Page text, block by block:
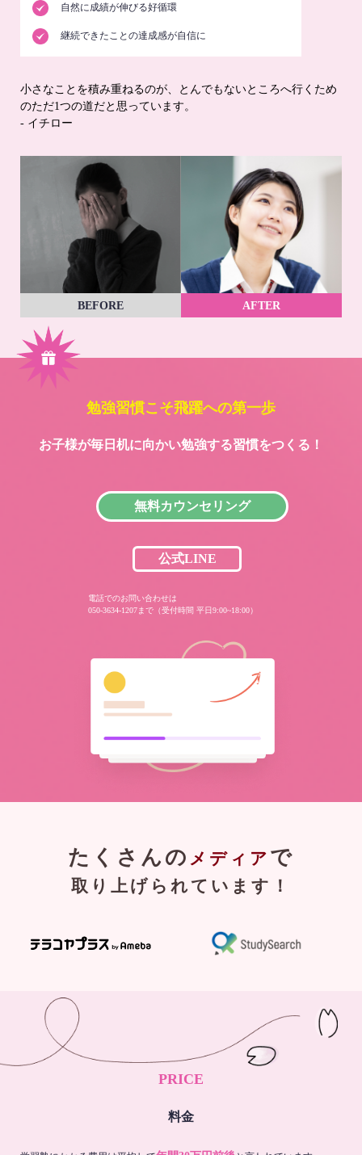
自然に成績が伸びる好循環
継続できたことの達成感が自信に
小さなことを積み重ねるのが、とんでもないところへ行くため
のただ1つの道だと思っています。
- イチロー
BEFORE AFTER
勉強習慣こそ飛躍への第一歩
お子様が毎日机に向かい勉強する習慣をつくる！
無料カウンセリング
公式LINE
電話でのお問い合わせは
050-3634-1207まで（受付時間 平日9:00~18:00）
たくさんの メディア で
取り上げられています！
PRICE
料金